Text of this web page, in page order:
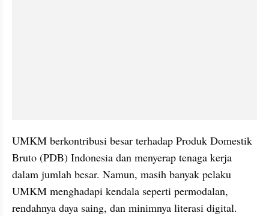
UMKM berkontribusi besar terhadap Produk Domestik
Bruto (PDB) Indonesia dan menyerap tenaga kerja
dalam jumlah besar. Namun, masih banyak pelaku
UMKM menghadapi kendala seperti permodalan,
rendahnya daya saing, dan minimnya literasi digital.